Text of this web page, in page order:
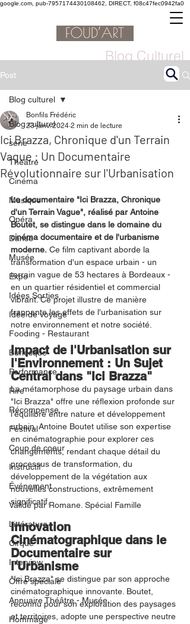
google.com, pub-7957174430108462, DIRECT, f08c47fec0942fa0
Blog Culturel
Post
Blog culturel
serie
Théâtre
Cinéma
Musique
Opéra
Danse
Musée
Expo
Idées Sorties
Idée de voyage
Fooding - Restaurant
Burlesque
Performance
Rire
Récompense
Festival
Coup de coeur
Instructif
Événement
Validé par Romane. Spécial Famille
Littérature
Cirque
Interview
Offre spéciale
Annuaire Théâtre - Musée
Hommage
Blog culturel
Ici Brazza, Chronique d'un Terrain
Vague : Un Documentaire
Révolutionnaire sur l'Urbanisation
Bonfils Frédéric
23 janv. 2024 2 min de lecture
Le documentaire "Ici Brazza, Chronique
d'un Terrain Vague", réalisé par Antoine
Boutet, se distingue dans le domaine du
cinéma documentaire et de l'urbanisme
moderne. Ce film captivant aborde la
transformation d'un espace urbain - un
terrain vague de 53 hectares à Bordeaux -
en un quartier résidentiel et commercial
vibrant. Ce projet illustre de manière
frappante les effets de l'urbanisation sur
notre environnement et notre société.
Impact de l'Urbanisation sur
l'Environnement : Un Sujet
Central dans "Ici Brazza"
La métamorphose du paysage urbain dans
"Ici Brazza" offre une réflexion profonde sur
l'équilibre entre nature et développement
urbain. Antoine Boutet utilise son expertise
en cinématographie pour explorer ces
changements, rendant chaque détail du
processus de transformation, du
développement de la végétation aux
nouvelles constructions, extrêmement
significatif.
Innovation
Cinématographique dans le
Documentaire sur
l'Urbanisme
"Ici Brazza" se distingue par son approche
cinématographique innovante. Boutet,
reconnu pour son exploration des paysages
et territoires, adopte une perspective neutre